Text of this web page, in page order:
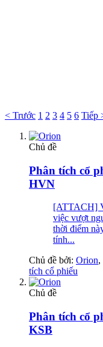
< Trước 1 2 3 4 5 6 Tiếp
Chủ đề
Phân tích cổ
HVN
[ATTACH]
việc vượt
thời điểm
tính...
Chủ đề bởi: Orion,
tích cổ phiếu
Chủ đề
Phân tích cổ
KSB